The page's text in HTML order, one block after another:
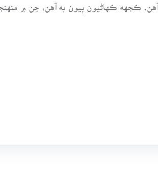
ڪجهه ڪهاڻيون ٻيون به آهن، جن ۾